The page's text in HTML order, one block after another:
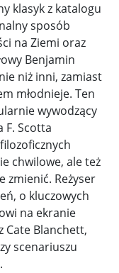
klasyk z katalogu
sposób
na Ziemi oraz
Benjamin
niż inni, zamiast
młodnieje. Ten
wywodzący
Scotta
chwilowe, ale też
zmienić. Reżyser
o kluczowych
na ekranie
Cate Blanchett,
scenariuszu